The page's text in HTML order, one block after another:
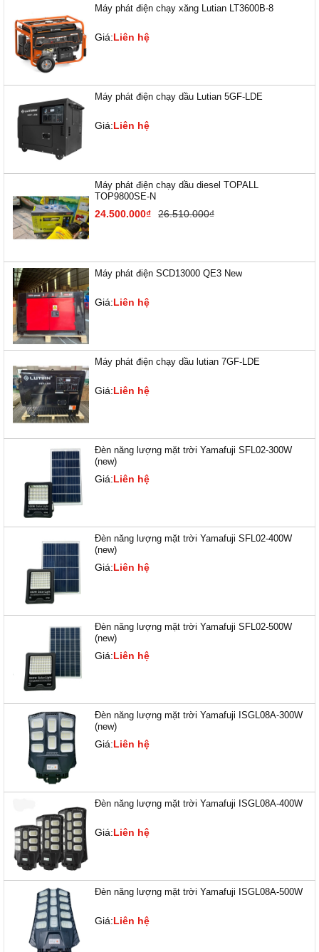
Máy phát điện chạy xăng Lutian LT3600B-8
Giá:Liên hệ
Máy phát điện chạy dầu Lutian 5GF-LDE
Giá:Liên hệ
Máy phát điện chạy dầu diesel TOPALL
TOP9800SE-N
24.500.000₫ 26.510.000₫
Máy phát điện SCD13000 QE3 New
Giá:Liên hệ
Máy phát điện chạy dầu lutian 7GF-LDE
Giá:Liên hệ
Đèn năng lượng mặt trời Yamafuji SFL02-300W
(new)
Giá:Liên hệ
Đèn năng lượng mặt trời Yamafuji SFL02-400W
(new)
Giá:Liên hệ
Đèn năng lượng mặt trời Yamafuji SFL02-500W
(new)
Giá:Liên hệ
Đèn năng lượng mặt trời Yamafuji ISGL08A-300W
(new)
Giá:Liên hệ
Đèn năng lượng mặt trời Yamafuji ISGL08A-400W
Giá:Liên hệ
Đèn năng lượng mặt trời Yamafuji ISGL08A-500W
Giá:Liên hệ